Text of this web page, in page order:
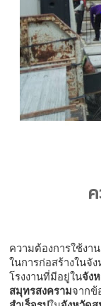
ความต้องการใช้งาน
ในการก่อสร้างในจั
โรงงานที่มีอยู่ในจัง
สมุทรสงครามจากข้